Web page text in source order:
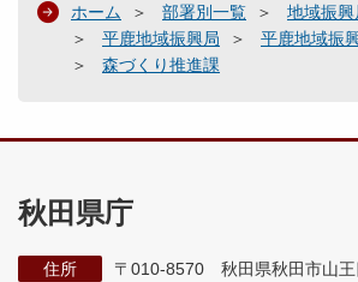
ホーム 部署別一覧
地域振興
平鹿地域振興局
平鹿地域振
森づくり推進課
秋田県庁
住所
〒010-8570 秋田県秋田市山王